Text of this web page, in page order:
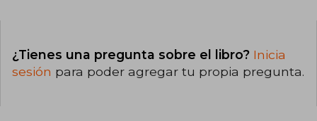
¿Tienes una pregunta sobre el libro? Inicia
sesión para poder agregar tu propia pregunta.